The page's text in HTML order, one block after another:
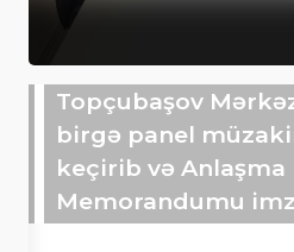
Topçubaşov
birgə panel
keçirib və Anlaşma
Memorandumu